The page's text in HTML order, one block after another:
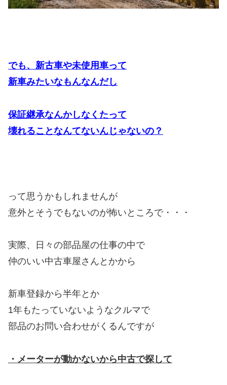
でも、新古車や未使用車って
新車みたいなもんなんだし
保証継承なんかしなくたって
壊れることなんてないんじゃないの？
って思うかもしれませんが
意外とそうでもないのが怖いところで・・・
実際、日々の部品屋の仕事の中で
仲のいい中古車屋さんとかから
新車登録から半年とか
1年もたっていないようなクルマで
部品のお問い合わせがくるんですが
・メーターが動かないから中古で探して